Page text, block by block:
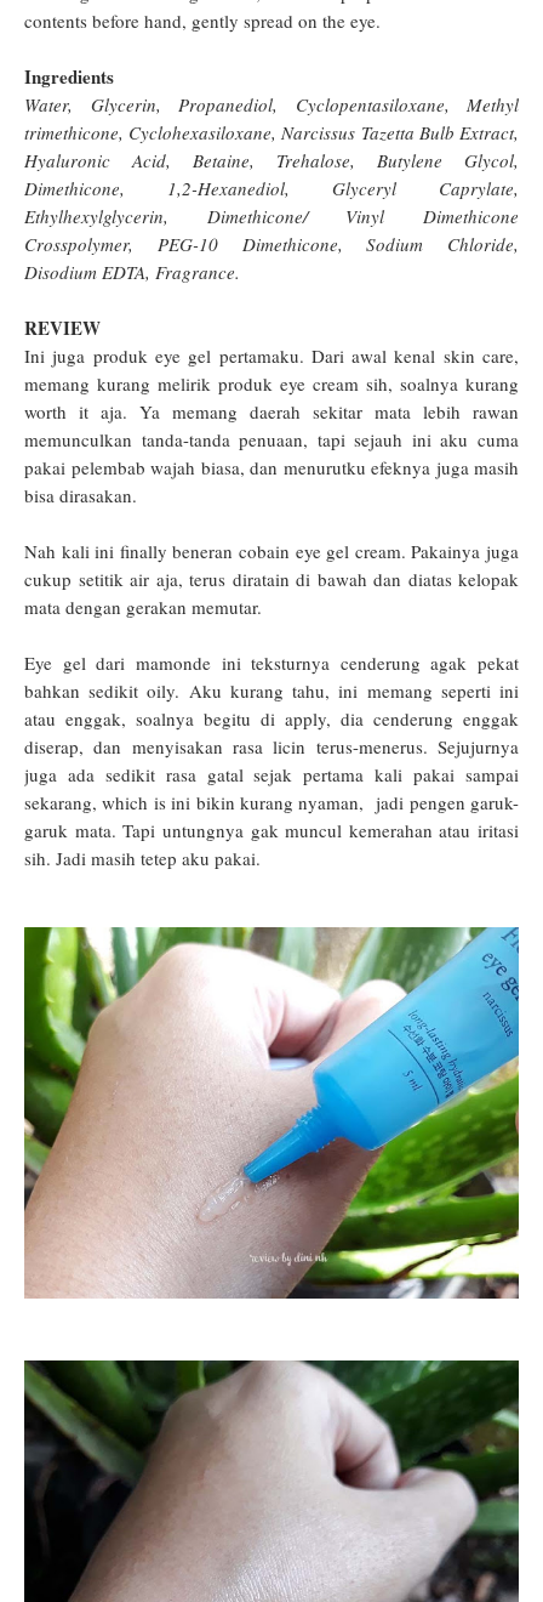
contents before hand, gently spread on the eye.
Ingredients
Water, Glycerin, Propanediol, Cyclopentasiloxane, Methyl
trimethicone, Cyclohexasiloxane, Narcissus Tazetta Bulb Extract,
Hyaluronic Acid, Betaine, Trehalose, Butylene Glycol,
Dimethicone, 1,2-Hexanediol, Glyceryl Caprylate,
Ethylhexylglycerin, Dimethicone/ Vinyl Dimethicone
Crosspolymer, PEG-10 Dimethicone, Sodium Chloride,
Disodium EDTA, Fragrance.
REVIEW
Ini juga produk eye gel pertamaku. Dari awal kenal skin care,
memang kurang melirik produk eye cream sih, soalnya kurang
worth it aja. Ya memang daerah sekitar mata lebih rawan
memunculkan tanda-tanda penuaan, tapi sejauh ini aku cuma
pakai pelembab wajah biasa, dan menurutku efeknya juga masih
bisa dirasakan.
Nah kali ini finally beneran cobain eye gel cream. Pakainya juga
cukup setitik air aja, terus diratain di bawah dan diatas kelopak
mata dengan gerakan memutar.
Eye gel dari mamonde ini teksturnya cenderung agak pekat
bahkan sedikit oily. Aku kurang tahu, ini memang seperti ini
atau enggak, soalnya begitu di apply, dia cenderung enggak
diserap, dan menyisakan rasa licin terus-menerus. Sejujurnya
juga ada sedikit rasa gatal sejak pertama kali pakai sampai
sekarang, which is ini bikin kurang nyaman, jadi pengen garuk-
garuk mata. Tapi untungnya gak muncul kemerahan atau iritasi
sih. Jadi masih tetep aku pakai.